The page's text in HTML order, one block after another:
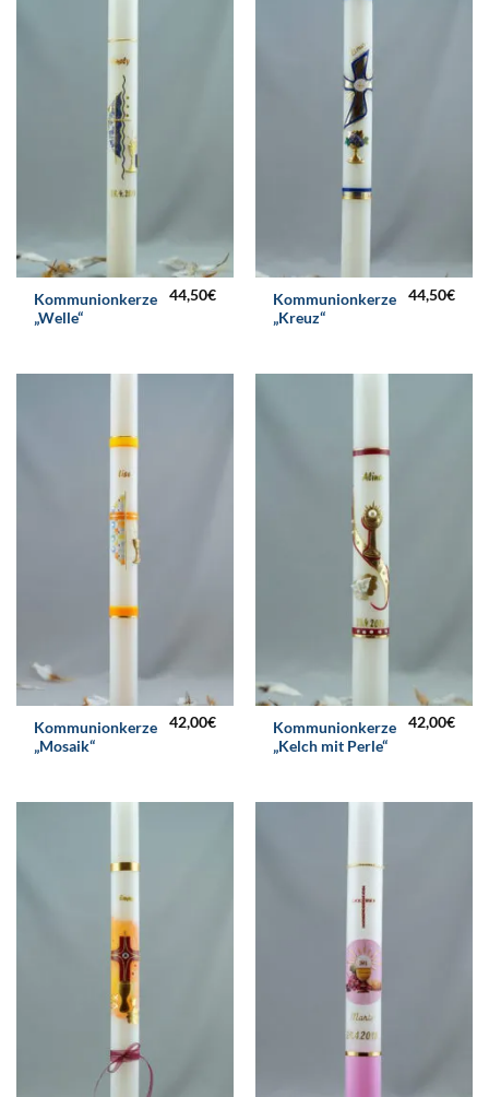
Kommunionkerze
„Welle“
44,50€
Kommunionkerze
„Kreuz“
44,50€
Kommunionkerze
„Mosaik“
42,00€
Kommunionkerze
„Kelch mit Perle“
42,00€